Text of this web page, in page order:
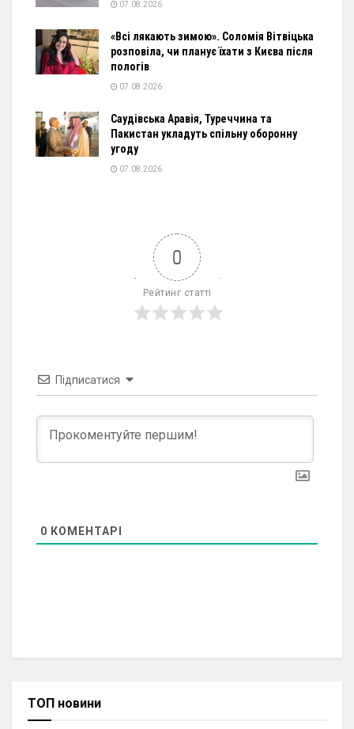
07.08.2026
«Всі лякають зимою». Соломія Вітвіцька
розповіла, чи планує їхати з Києва після
пологів
07.08.2026
Саудівська Аравія, Туреччина та
Пакистан укладуть спільну оборонну
угоду
07.08.2026
0
Рейтинг статті
Підписатися
0 КОМЕНТАРІ
ТОП новини